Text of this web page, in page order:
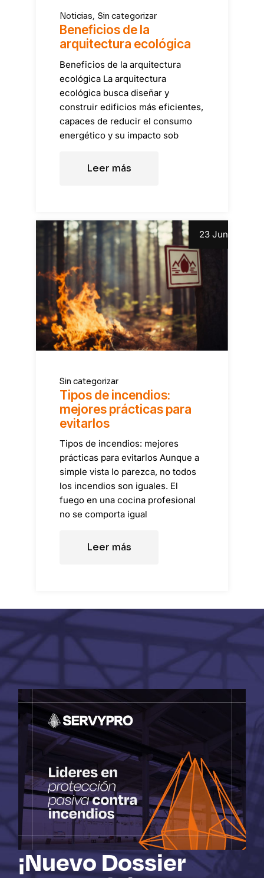
Noticias Sin categorizar
Beneficios de la
arquitectura ecológica
Beneficios de la arquitectura
ecológica La arquitectura
ecológica busca diseñar y
construir edificios más eficientes,
capaces de reducir el consumo
energético y su impacto sob
Leer más
23 Jun
Sin categorizar
Tipos de incendios:
mejores prácticas para
evitarlos
Tipos de incendios: mejores
prácticas para evitarlos Aunque a
simple vista lo parezca, no todos
los incendios son iguales. El
fuego en una cocina profesional
no se comporta igual
Leer más
¡Nuevo Dossier